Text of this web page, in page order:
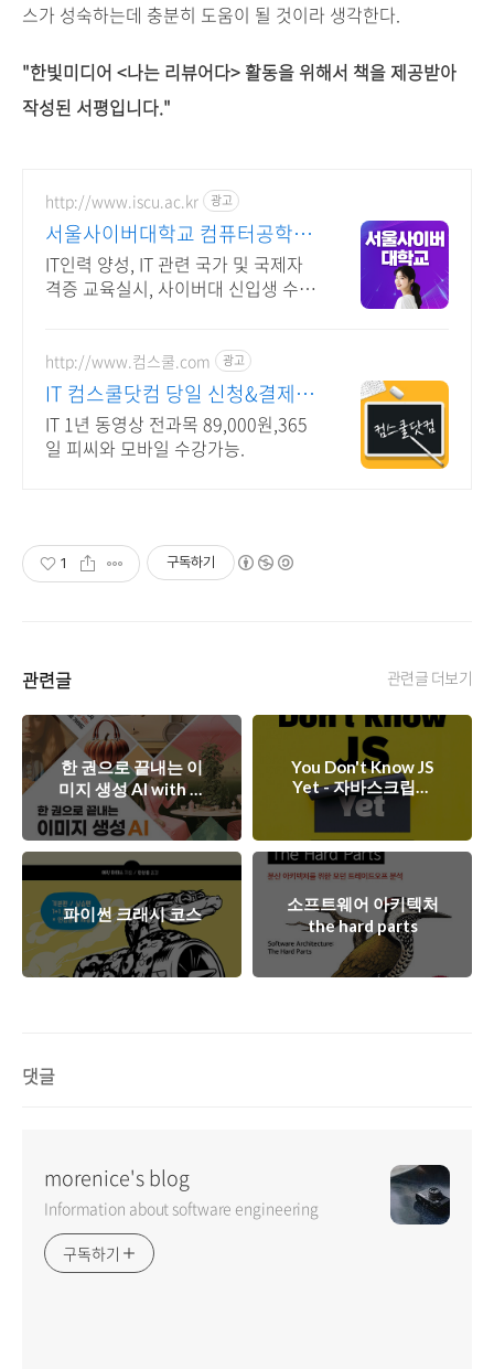
스가 성숙하는데 충분히 도움이 될 것이라 생각한다.
"한빛미디어 <나는 리뷰어다> 활동을위해서 책을 제공받아
작성된 서평입니다."
http://www.iscu.ac.kr 광고
서울사이버대학교 컴퓨터공학과
2026 가을학기 신편입생
IT인력 양성, IT 관련 국가 및 국제자
격증 교육실시, 사이버대 신입생 수 1
http://www.컴스쿨.com 광고
IT 컴스쿨닷컴 당일 신청&결제시
기프티콘!
IT 1년 동영상 전과목 89,000원,365
일 피씨와 모바일 수강가능.
1 구독하기
관련글 관련글 더보기
한 권으로 끝내는 이
미지 생성 AI with 미
드저니
You Don't Know JS
Yet - 자바스크립트
개념, 스코프와 클로
저
파이썬 크래시 코스
소프트웨어 아키텍처
the hard parts
댓글
morenice's blog
Information about software engineering
구독하기